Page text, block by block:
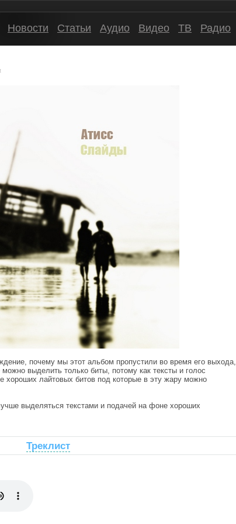
Новости Статьи Аудио Видео ТВ Радио
почему мы этот альбом пропустили во время его выхода,
выделить только биты, потому как тексты и голос
хороших лайтовых битов под которые в эту жару можно
выделяться текстами и подачей на фоне хороших
Треклист